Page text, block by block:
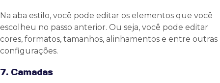
Na aba estilo, você pode editar os elementos que você
escolheu no passo anterior. Ou seja, você pode editar
cores, formatos, tamanhos, alinhamentos e entre outras
configurações.
7. Camadas